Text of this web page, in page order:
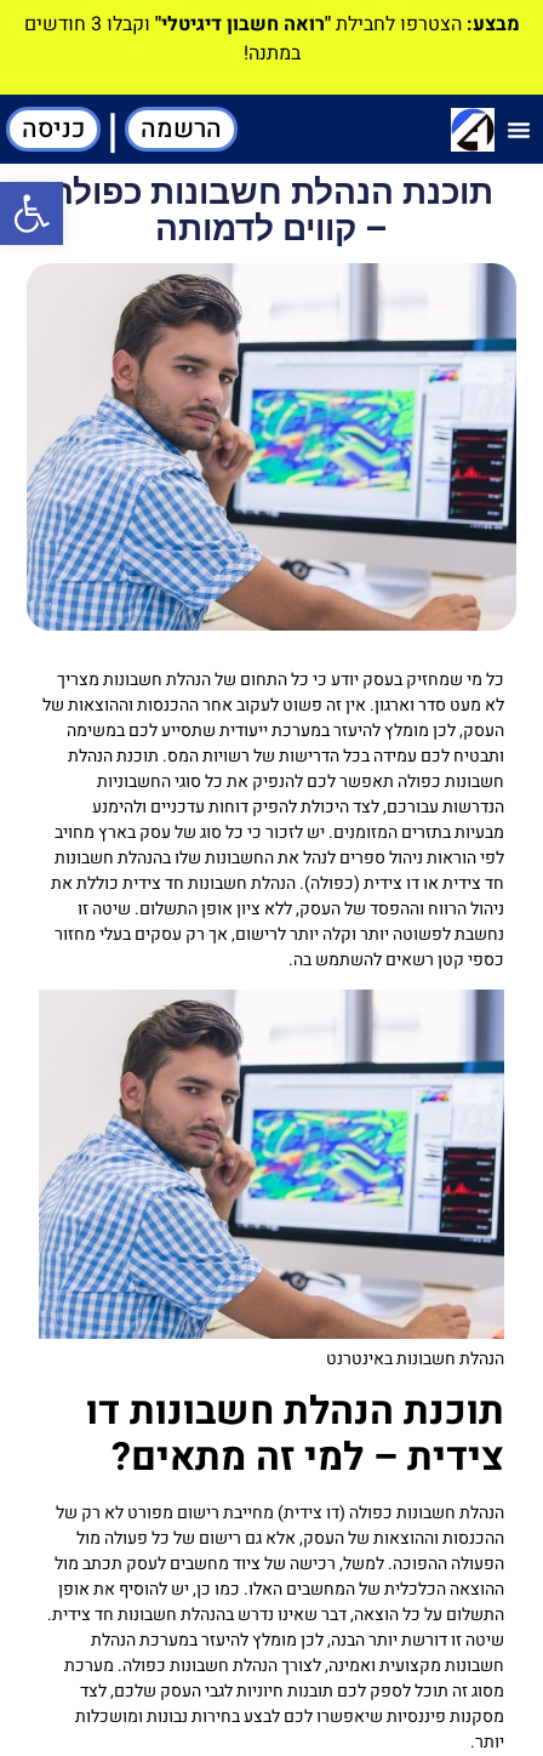
מבצע: הצטרפו לחבילת"רואה חשבון דיגיטלי"
וקבלו 3 חודשים
במתנה!
הרשמה | כניסה
תוכנת הנהלת חשבונות כפולה
– קווים לדמותה
כל מי שמחזיק בעסק יודע כי כל התחום של הנהלת חשבונות מצריך
לא מעט סדר וארגון. אין זה פשוט לעקוב אחר ההכנסות וההוצאות של
העסק, לכן מומלץ להיעזר במערכת ייעודית שתסייע לכם במשימה
ותבטיח לכם עמידה בכל הדרישות של רשויות המס. תוכנת הנהלת
חשבונות כפולה תאפשר לכם להנפיק את כל סוגי החשבוניות
הנדרשות עבורכם, לצד היכולת להפיק דוחות עדכניים ולהימנע
מבעיות בתזרים המזומנים. יש לזכור כי כל סוג של עסק בארץ מחויב
לפי הוראות ניהול ספרים לנהל את החשבונות שלו בהנהלת חשבונות
חד צידית או דו צידית (כפולה). הנהלת חשבונות חד צידית כוללת את
ניהול הרווח וההפסד של העסק, ללא ציון אופן התשלום. שיטה זו
נחשבת לפשוטה יותר וקלה יותר לרישום, אך רק עסקים בעלי מחזור
כספי קטן רשאים להשתמש בה.
הנהלת חשבונות באינטרנט
תוכנת הנהלת חשבונות דו
צידית – למי זה מתאים?
הנהלת חשבונות כפולה (דו צידית) מחייבת רישום מפורט לא רק של
ההכנסות וההוצאות של העסק, אלא גם רישום של כל פעולה מול
הפעולה ההפוכה. למשל, רכישה של ציוד מחשבים לעסק תכתב מול
ההוצאה הכלכלית של המחשבים האלו. כמו כן, יש להוסיף את אופן
התשלום על כל הוצאה, דבר שאינו נדרש בהנהלת חשבונות חד צידית.
שיטה זו דורשת יותר הבנה, לכן מומלץ להיעזר במערכת הנהלת
חשבונות מקצועית ואמינה, לצורך הנהלת חשבונות כפולה. מערכת
מסוג זה תוכל לספק לכם תובנות חיוניות לגבי העסק שלכם, לצד
מסקנות פיננסיות שיאפשרו לכם לבצע בחירות נבונות ומושכלות
יותר.
פתח